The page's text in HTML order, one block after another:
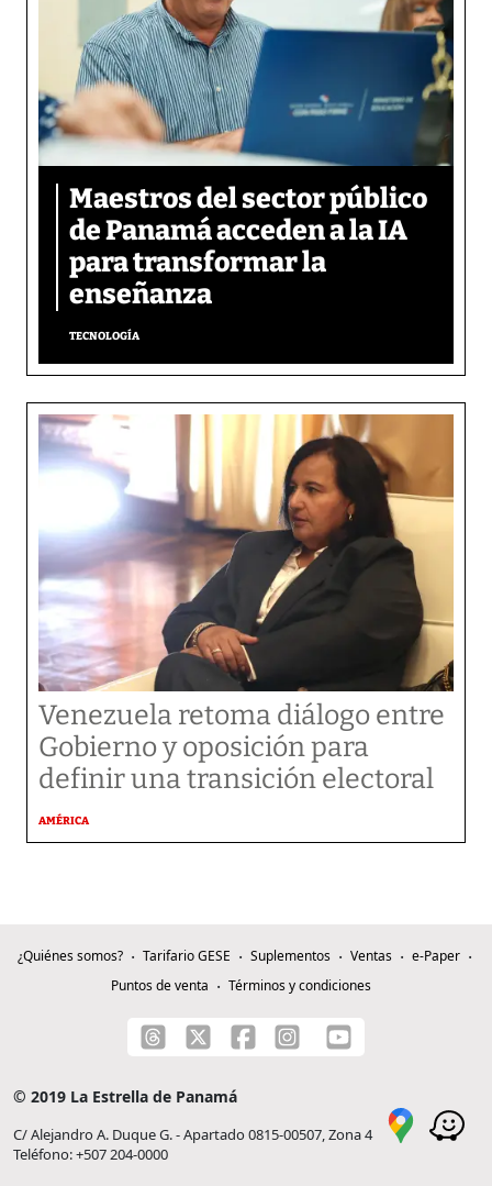
Maestros del sector público
de Panamá acceden a la IA
para transformar la
enseñanza
TECNOLOGÍA
Venezuela retoma diálogo entre
Gobierno y oposición para
definir una transición electoral
AMÉRICA
¿Quiénes somos? Tarifario GESE Suplementos Ventas
e-Paper
Puntos de venta
Términos y condiciones
© 2019 La Estrella de Panamá
C/ Alejandro A. Duque G. - Apartado 0815-00507, Zona 4
Teléfono: +507 204-0000